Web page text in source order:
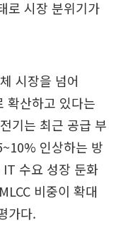
로 시장 분위기가
시장을 넘어
확산하고 있다는
기는 최근 공급 부
인상하는 방
수요 성장 둔화
비중이 확대
가다.